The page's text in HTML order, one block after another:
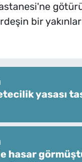
bir
yasası
hasar